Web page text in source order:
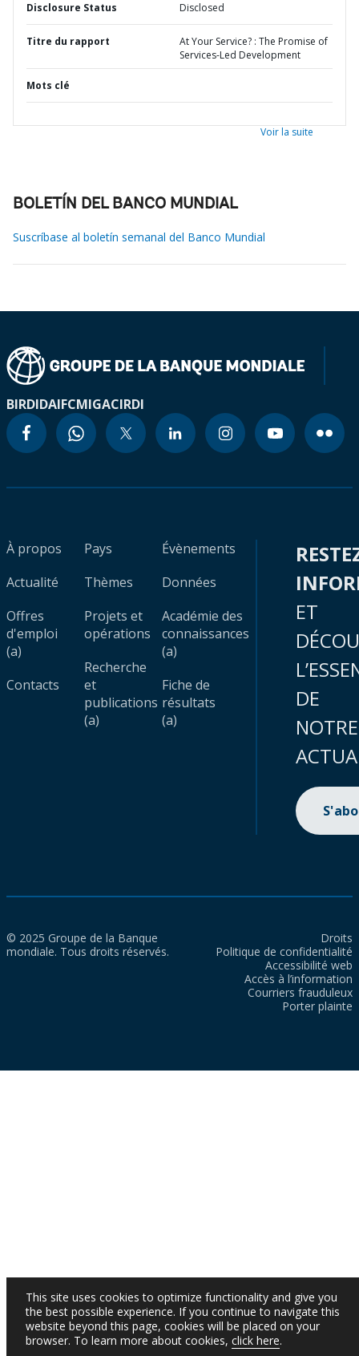
Disclosure Status Disclosed
Titre du rapport
At Your Service? : The Promise of
Services-Led Development
Mots clé
Voir la suite
BOLETÍN DEL BANCO MUNDIAL
Suscríbase al boletín semanal del Banco Mundial
BIRDIDAIFCMIGACIRDI
À propos
Actualité
Offres
d'emploi
(a)
Contacts
Pays
Thèmes
Projets et
opérations
Recherche
et
publications
(a)
Évènements
Données
Académie des
connaissances
(a)
Fiche de
résultats
(a)
ET
DE
NOTRE
© 2025 Groupe de la Banque
mondiale. Tous droits réservés.
Droits
Politique de confidentialité
Accessibilité web
Accès à l’information
Courriers frauduleux
Porter plainte
This site uses cookies to optimize functionality and give you
the best possible experience. If you continue to navigate this
website beyond this page, cookies will be placed on your
browser. To learn more about cookies, click here.